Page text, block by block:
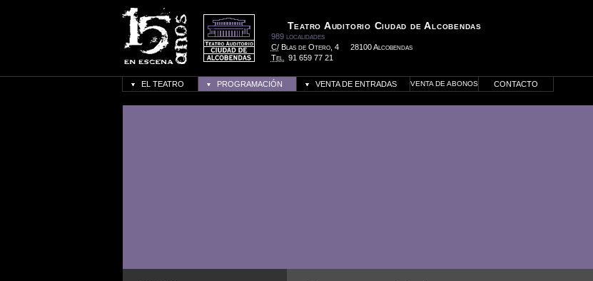
Teatro Auditorio Ciudad de Alcobendas
989 localidades
C/Blas de Otero, 4
28100 Alcobendas
Tel.
91 659 77 21
EL TEATRO PROGRAMACIÓN VENTA DE ENTRADAS VENTA DE ABONOS CONTACTO